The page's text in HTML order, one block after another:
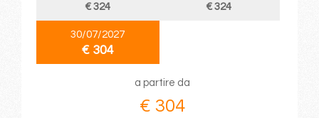
€ 324
€ 324
30/07/2027
€ 304
a partire da
€ 304